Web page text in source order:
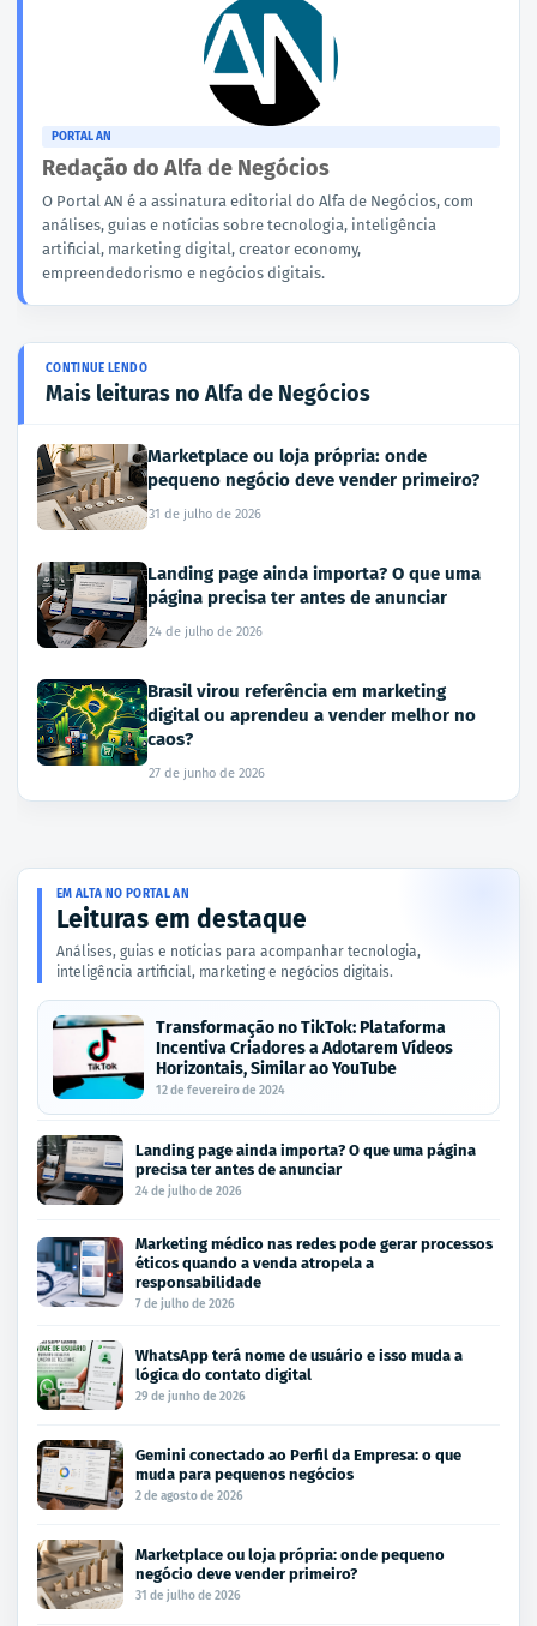
PORTAL AN
Redação do Alfa de Negócios
O Portal AN é a assinatura editorial do Alfa de Negócios, com
análises, guias e notícias sobre tecnologia, inteligência
artificial, marketing digital, creator economy,
empreendedorismo e negócios digitais.
Mais leituras no Alfa de Negócios
Marketplace ou loja própria: onde
pequeno negócio deve vender primeiro?
31 de julho de 2026
Landing page ainda importa? O que uma
página precisa ter antes de anunciar
24 de julho de 2026
Brasil virou referência em marketing
digital ou aprendeu a vender melhor no
caos?
27 de junho de 2026
EM ALTA NO PORTAL AN
Leituras em destaque
Análises, guias e notícias para acompanhar tecnologia,
inteligência artificial, marketing e negócios digitais.
Transformação no TikTok: Plataforma
Incentiva Criadores a Adotarem Vídeos
Horizontais, Similar ao YouTube
12 de fevereiro de 2024
Landing page ainda importa? O que uma página
precisa ter antes de anunciar
24 de julho de 2026
Marketing médico nas redes pode gerar processos
éticos quando a venda atropela a
responsabilidade
7 de julho de 2026
WhatsApp terá nome de usuário e isso muda a
lógica do contato digital
29 de junho de 2026
Gemini conectado ao Perfil da Empresa: o que
muda para pequenos negócios
2 de agosto de 2026
Marketplace ou loja própria: onde pequeno
negócio deve vender primeiro?
31 de julho de 2026